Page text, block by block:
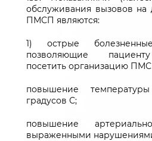
обслуживания вызовов на
ПМСП являются:
1) острые
позволяющие
посетить организацию
повышение
градусов С;
повышение
выраженными